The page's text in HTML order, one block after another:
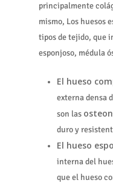
principalmente
mismo, Los huesos
tipos de tejido, que
esponjoso, médula
El hueso
externa densa
son las
duro y
El hueso
interna del
que el hueso